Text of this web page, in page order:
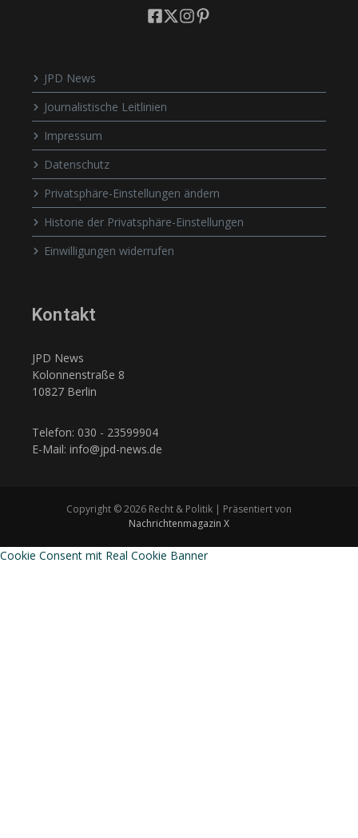
JPD News
Journalistische Leitlinien
Impressum
Datenschutz
Privatsphäre-Einstellungen ändern
Historie der Privatsphäre-Einstellungen
Einwilligungen widerrufen
Kontakt
JPD News
Kolonnenstraße 8
10827 Berlin
Telefon: 030 - 23599904
E-Mail: info@jpd-news.de
Copyright © 2026 Recht & Politik | Präsentiert von
Nachrichtenmagazin X
Cookie Consent mit Real Cookie Banner